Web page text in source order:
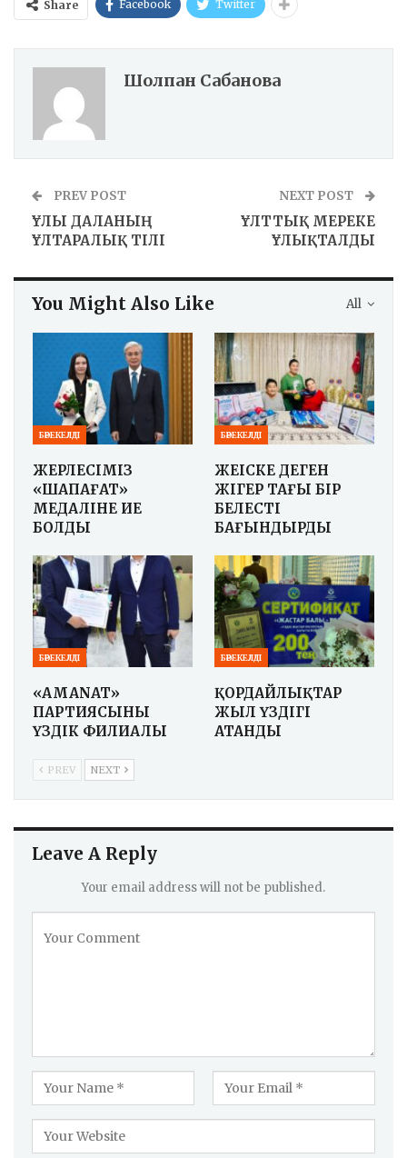
Share Facebook Twitter
Шолпан Сабанова
PREV POST
ҰЛЫ ДАЛАНЫҢ
ҰЛТАРАЛЫҚ ТІЛІ
NEXT POST
ҰЛТТЫҚ МЕРЕКЕ
ҰЛЫҚТАЛДЫ
All
You Might Also Like
БӘРЕКЕЛДІ
ЖЕРЛЕСІМІЗ
«ШАПАҒАТ»
МЕДАЛІНЕ ИЕ
БОЛДЫ
БӘРЕКЕЛДІ
ЖЕҢІСКЕ ДЕГЕН
ЖІГЕР ТАҒЫ БІР
БЕЛЕСТІ
БАҒЫНДЫРДЫ
БӘРЕКЕЛДІ
«AMANAT»
ПАРТИЯСЫНЫҢ
ҮЗДІК ФИЛИАЛЫ
БӘРЕКЕЛДІ
ҚОРДАЙЛЫҚТАР
ЖЫЛ ҮЗДІГІ
АТАНДЫ
PREV NEXT
Leave A Reply
Your email address will not be published.